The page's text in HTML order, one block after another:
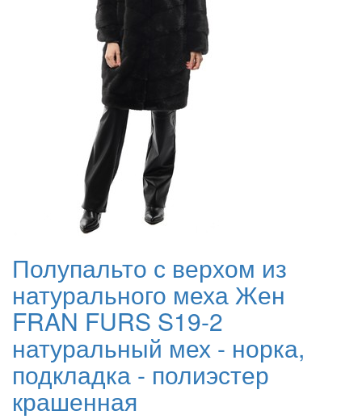
Полупальто с верхом из
натурального меха Жен
FRAN FURS S19-2
натуральный мех - норка,
подкладка - полиэстер
крашенная